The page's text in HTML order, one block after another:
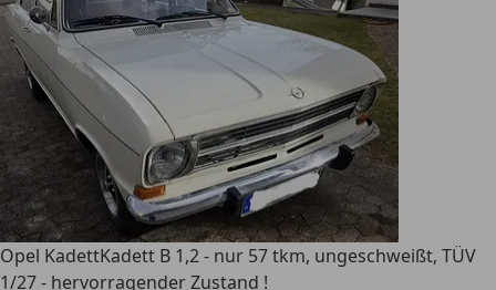
Opel KadettKadett B 1,2 - nur 57 tkm, ungeschweißt, TÜV
1/27 - hervorragender Zustand !